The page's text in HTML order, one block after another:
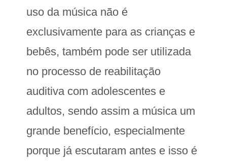
uso da música não é
exclusivamente para as crianças e
bebês, também pode ser utilizada
no processo de reabilitação
auditiva com adolescentes e
adultos, sendo assim a música um
grande benefício, especialmente
porque já escutaram antes e isso é